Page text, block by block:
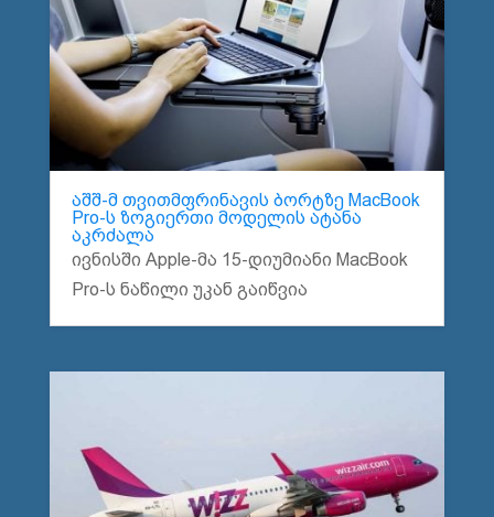
აშშ-მ თვითმფრინავის ბორტზე MacBook
Pro-ს ზოგიერთი მოდელის ატანა
აკრძალა
ივნისში Apple-მა 15-დიუმიანი MacBook
Pro-ს ნაწილი უკან გაიწვია